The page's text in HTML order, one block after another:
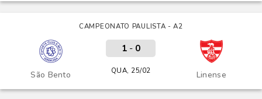
CAMPEONATO PAULISTA - A2
São Bento Linense
1- 0
QUA, 25/02